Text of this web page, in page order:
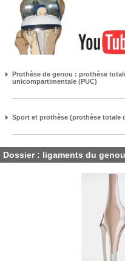
Prothèse de genou : prothèse
unicompartimentale (PUC)
Sport et prothèse (prothèse totale
Dossier : ligaments du genou